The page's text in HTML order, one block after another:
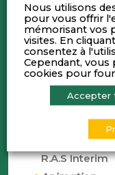
Frédéric
17h30 – 19h30
Kathie
Régionale
et
R.A.S Interim
Nous utilisons
pour vous offrir
mémorisant vos
visites. En
consentez à
Cependant, vous
cookies pour
Accepter